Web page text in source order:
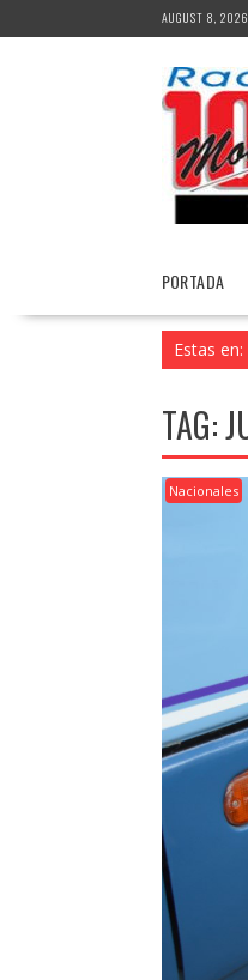
to
AUGUST 8, 2026
PORTADA
Estas en:
TAG:
Nacionales